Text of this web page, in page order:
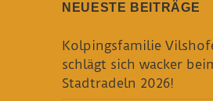
NEUESTE BEITRÄGE
Kolpingsfamilie
schlägt sich wacker
Stadtradeln 2026!